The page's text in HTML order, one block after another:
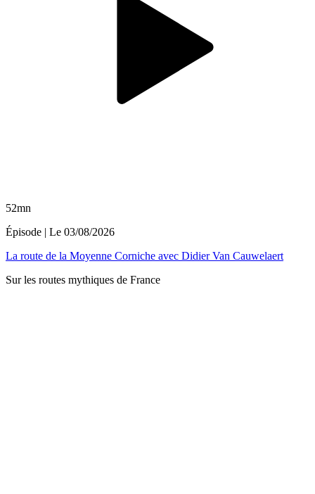
52mn
Épisode | Le 03/08/2026
La route de la Moyenne Corniche avec Didier Van Cauwelaert
Sur les routes mythiques de France